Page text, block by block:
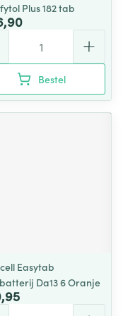
Plus 182 tab
Bestel
Easytab
Da13 6 Oranje